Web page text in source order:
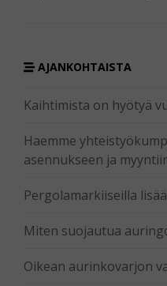
AJANKOHTAISTA
Kaihtimista on hyötyä
Haemme
asennukseen ja
Pergolamarkiiseilla
Miten suojautua
Oikean aurinkovarjon